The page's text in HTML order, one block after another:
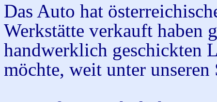
Das Auto hat
Werkstätte verkauft haben
handwerklich geschickten
möchte, weit unter